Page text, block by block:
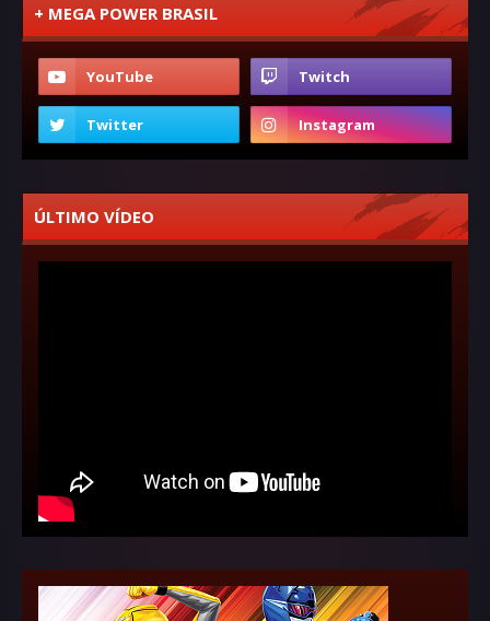
+ MEGA POWER BRASIL
ÚLTIMO VÍDEO